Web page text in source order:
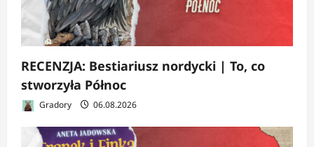
RECENZJA: Bestiariusz nordycki | To, co
stworzyła Północ
Gradory 06.08.2026